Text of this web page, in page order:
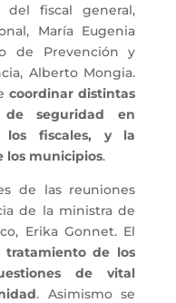
del fiscal general,
María Eugenia
de Prevención y
Alberto Mongia.
coordinar distintas
seguridad en
los fiscales, y la
los municipios.
de las reuniones
de la ministra de
Erika Gonnet. El
de los
de vital
. Asimismo se